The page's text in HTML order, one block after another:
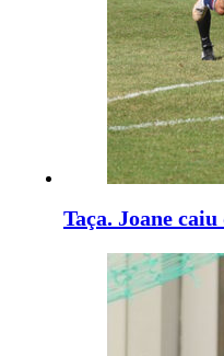
Taça. Joane